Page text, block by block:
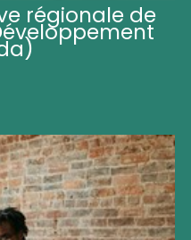
régionale de